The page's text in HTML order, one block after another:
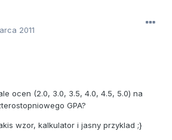
2011
ocen (2.0, 3.0, 3.5, 4.0, 4.5, 5.0) na
GPA?
wzor, kalkulator i jasny przyklad ;}